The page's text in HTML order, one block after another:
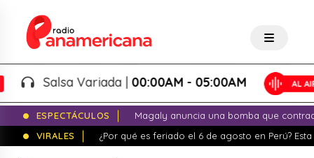
Salsa Variada |00:00AM - 05:00AM
ESPECTÁCULOS
Magaly anuncia una bomba que
VIRALES
¿Por qué es feriado el 6 de agosto en Perú?